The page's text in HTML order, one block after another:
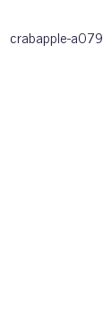
crabapple-a079